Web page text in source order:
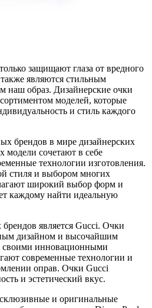
защищают глаза от вредного
являются стильным
наш образ. Дизайнерские очки
моделей, которые
и стиль каждого
брендов в мире дизайнерских
модели сочетают в себе
технологии изготовления.
стиля и выбором многих
широкий выбор форм и
каждому найти идеальную
является Gucci. Очки
дизайном и высочайшим
своими инновационными
современные технологии и
оправ. Очки Gucci
и эстетический вкус.
и оригинальные